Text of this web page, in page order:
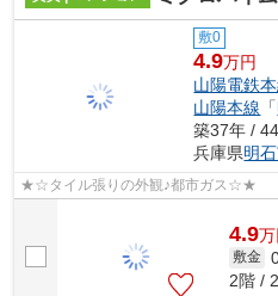
敷0
4.9万円
山陽電鉄
山陽本線 「
築37年 /
兵庫県明
★☆タイル張りの外観♪都市ガス☆★
4.9万
敷金
2階 /